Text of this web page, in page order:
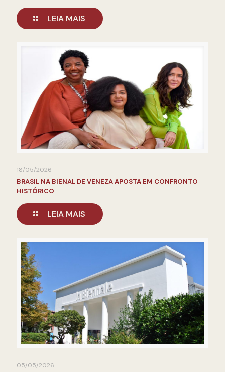
LEIA MAIS
18/05/2026
BRASIL NA BIENAL DE VENEZA APOSTA EM CONFRONTO
HISTÓRICO
LEIA MAIS
05/05/2026